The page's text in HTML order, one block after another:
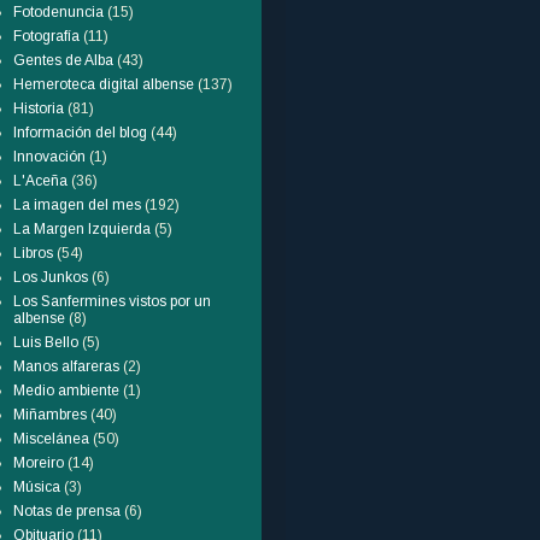
Fotodenuncia (15)
Fotografía (11)
Gentes de Alba (43)
Hemeroteca digital albense (137)
Historia (81)
Información del blog (44)
Innovación (1)
L'Aceña (36)
La imagen del mes (192)
La Margen Izquierda (5)
Libros (54)
Los Junkos (6)
Los Sanfermines vistos por un
albense (8)
Luis Bello (5)
Manos alfareras (2)
Medio ambiente (1)
Miñambres (40)
Miscelánea (50)
Moreiro (14)
Música (3)
Notas de prensa (6)
Obituario (11)